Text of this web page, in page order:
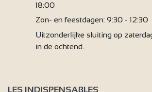
18:00
Zon- en feestdagen: 9:30 - 12:30
Uitzonderlijke sluiting op
in de ochtend.
LES INDISPENSABLES